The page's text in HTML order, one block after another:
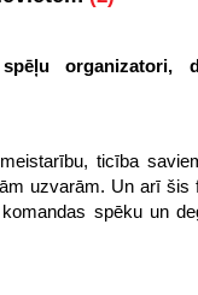
spēļu organizatori,
ticība
uzvarām. Un arī šis
spēku un